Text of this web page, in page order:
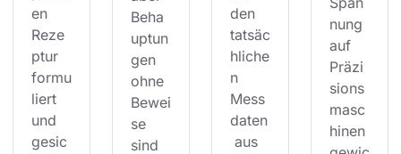
en
Reze
ptur
formu
liert
und
gesic
Beha
uptun
gen
ohne
Bewei
se
sind
den
tatsäc
hliche
n
Mess
daten
aus
nung
auf
Präzi
sions
masc
hinen